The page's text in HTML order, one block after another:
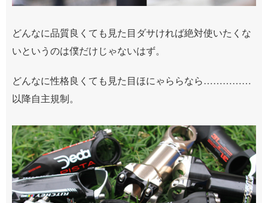
どんなに品質良くても見た目ダサければ絶対使いたくな
いというのは僕だけじゃないはず。
どんなに性格良くても見た目ほにゃららなら……………
以降自主規制。